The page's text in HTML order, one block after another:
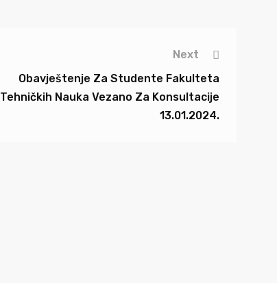
Next
Obavještenje Za Studente Fakulteta
Tehničkih Nauka Vezano Za Konsultacije
13.01.2024.